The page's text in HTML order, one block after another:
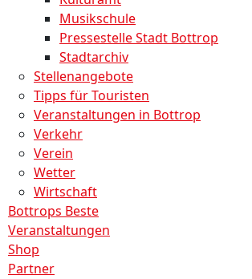
Musikschule
Pressestelle Stadt Bottrop
Stadtarchiv
Stellenangebote
Tipps für Touristen
Veranstaltungen in Bottrop
Verkehr
Verein
Wetter
Wirtschaft
Bottrops Beste
Veranstaltungen
Shop
Partner